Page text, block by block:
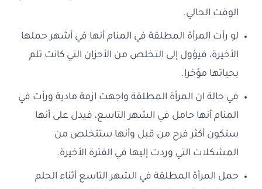
الوقت الحالي.
لو رأت المرأة المطلقة في المنام أنها في أشهر حملها
الأخيرة، فيؤول إلى التخلص من الأحزان التي كانت تلم
بحياتها مؤخرا.
في حالة ان المرأة المطلقة واجهت ازمة مادية ورأت في
المنام أنها حامل في الشهر التاسع، فيدل على أنها
ستكون أكثر فرح من قبل وأنها ستتخلص من
المشكلات التي وردت إليها في الفترة الأخيرة.
حمل المرأة المطلقة في الشهر التاسع أثناء الحلم